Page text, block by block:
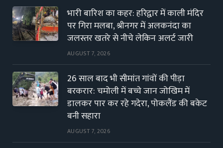
भारी बारिश का कहर: हरिद्वार में काली मंदिर
पर गिरा मलबा, श्रीनगर में अलकनंदा का
जलस्तर खतरे से नीचे लेकिन अलर्ट जारी
AUGUST 7, 2026
26 साल बाद भी सीमांत गांवों की पीड़ा
बरकरार: चमोली में बच्चे जान जोखिम में
डालकर पार कर रहे गदेरा, पोकलैंड की बकेट
बनी सहारा
AUGUST 7, 2026